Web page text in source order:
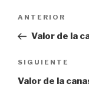
Navegación
entradas
Entrada
anterior:
ANTERIOR
Valor de la
Siguiente
entrada
SIGUIENTE
Valor de la